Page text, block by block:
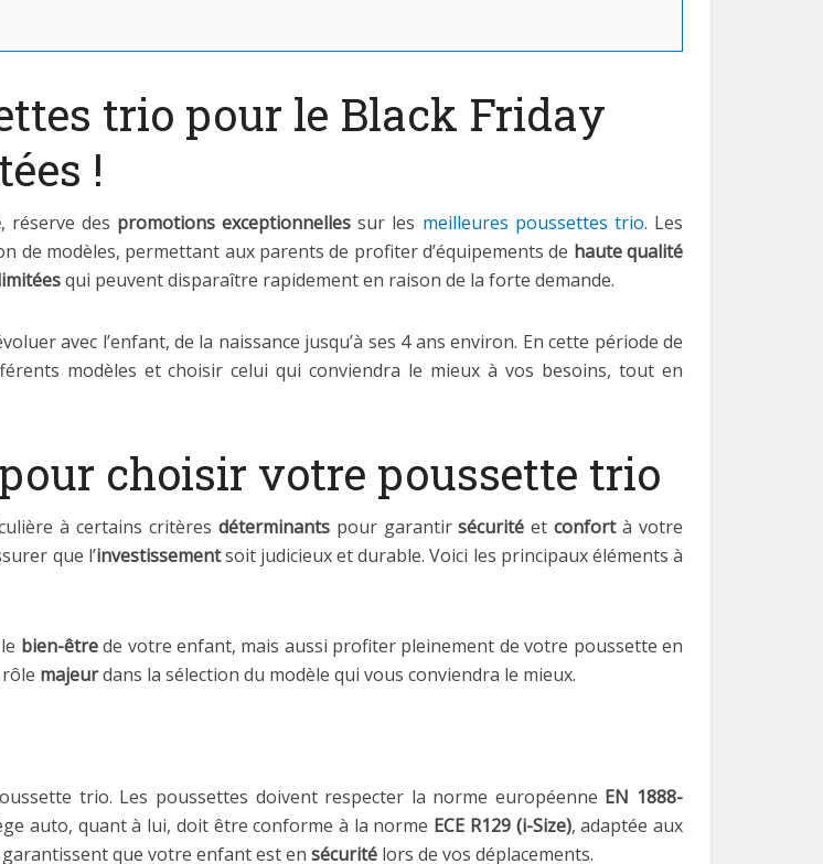
trio pour le Black Friday
!
, réserve des promotions exceptionnelles sur les meilleures poussettes trio. Les
de modèles, permettant aux parents de profiter d’équipements de haute qualité
qui peuvent disparaître rapidement en raison de la forte demande.
avec l’enfant, de la naissance jusqu’à ses 4 ans environ. En cette période de
modèles et choisir celui qui conviendra le mieux à vos besoins, tout en
choisir votre poussette trio
à certains critères déterminantspour garantirsécurité etconfortà votre
que l’investissementsoit judicieux et durable. Voici les principaux éléments à
bien-êtrede votre enfant, mais aussi profiter pleinement de votre poussette en
majeurdans la sélection du modèle qui vous conviendra le mieux.
trio. Les poussettes doivent respecter la norme européenne EN 1888-
auto, quant à lui, doit être conforme à la norme ECE R129 (i-Size), adaptée aux
que votre enfant est en sécurité lors de vos déplacements.